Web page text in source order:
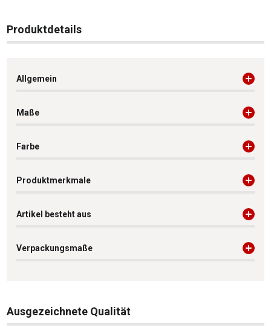
Produktdetails
Allgemein
Maße
Farbe
Produktmerkmale
Artikel besteht aus
Verpackungsmaße
Ausgezeichnete Qualität